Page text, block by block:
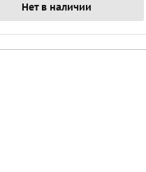
Нет в наличии